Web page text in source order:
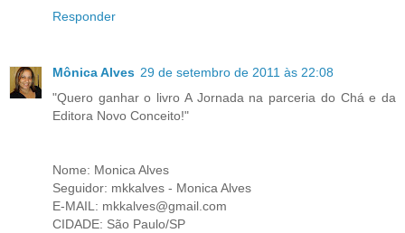
Responder
Mônica Alves 29 de setembro de 2011 às 22:08
"Quero ganhar o livro A Jornada na parceria do Chá e da
Editora Novo Conceito!"
Nome: Monica Alves
Seguidor: mkkalves - Monica Alves
E-MAIL: mkkalves@gmail.com
CIDADE: São Paulo/SP